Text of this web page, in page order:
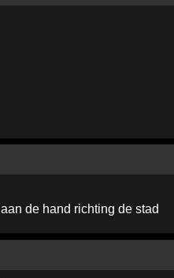
de hand richting de stad